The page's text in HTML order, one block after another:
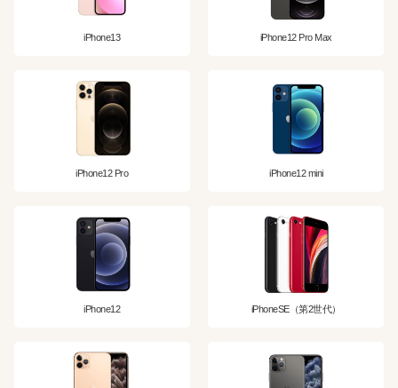
iPhone13 iPhone12 Pro Max
iPhone12 Pro iPhone12 mini
iPhone12 iPhoneSE（第2世代）